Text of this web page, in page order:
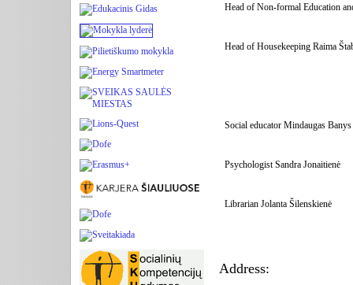
Head of Non-formal Education
Head of Housekeeping Raima
Social educator Mindaugas Banys
Psychologist Sandra Jonaitienė
Librarian Jolanta Šilenskienė
Address: